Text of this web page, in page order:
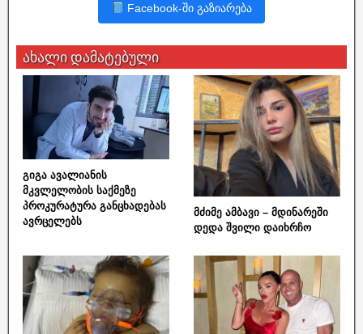
Facebook-ში გაზიარება
ახალი დამატებული
გიგა ავალიანის
მკვლელობის საქმეზე
პროკურატურა განცხადებას
ავრცელებს
მძიმე ამბავი – მდინარეში
დედა შვილი დაიხრჩო